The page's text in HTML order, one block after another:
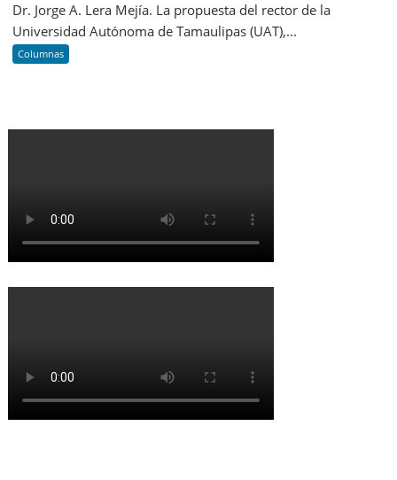
Dr. Jorge A. Lera Mejía. La propuesta del rector de la
Universidad Autónoma de Tamaulipas (UAT),...
Columnas